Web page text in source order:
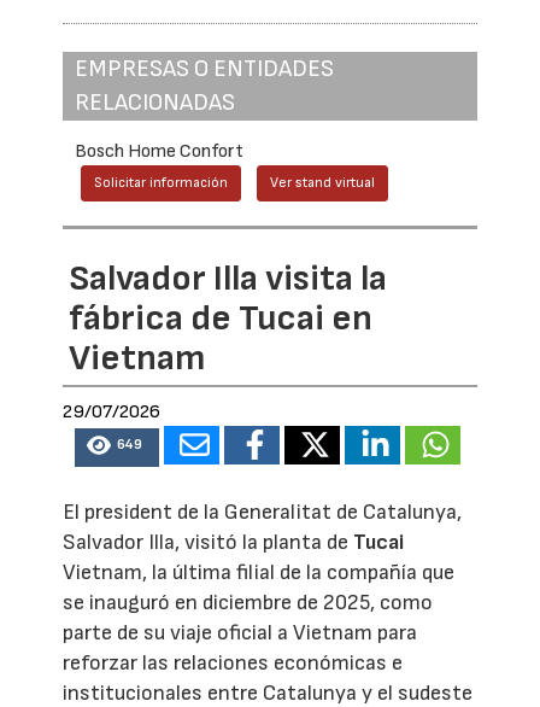
EMPRESAS O ENTIDADES
RELACIONADAS
Bosch Home Confort
Solicitar información Ver stand virtual
Salvador Illa visita la
fábrica de Tucai en
Vietnam
29/07/2026
649
El president de la Generalitat de Catalunya,
Salvador Illa, visitó la planta de Tucai
Vietnam, la última filial de la compañía que
se inauguró en diciembre de 2025, como
parte de su viaje oficial a Vietnam para
reforzar las relaciones económicas e
institucionales entre Catalunya y el sudeste